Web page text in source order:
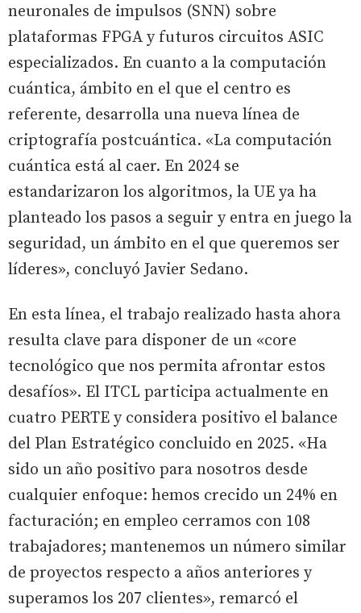
neuronales de impulsos (SNN) sobre
plataformas FPGA y futuros circuitos ASIC
especializados. En cuanto a la computación
cuántica, ámbito en el que el centro es
referente, desarrolla una nueva línea de
criptografía postcuántica. «La computación
cuántica está al caer. En 2024 se
estandarizaron los algoritmos, la UE ya ha
planteado los pasos a seguir y entra en juego la
seguridad, un ámbito en el que queremos ser
líderes», concluyó Javier Sedano.
En esta línea, el trabajo realizado hasta ahora
resulta clave para disponer de un «core
tecnológico que nos permita afrontar estos
desafíos». El ITCL participa actualmente en
cuatro PERTE y considera positivo el balance
del Plan Estratégico concluido en 2025. «Ha
sido un año positivo para nosotros desde
cualquier enfoque: hemos crecido un 24% en
facturación; en empleo cerramos con 108
trabajadores; mantenemos un número similar
de proyectos respecto a años anteriores y
superamos los 207 clientes», remarcó el